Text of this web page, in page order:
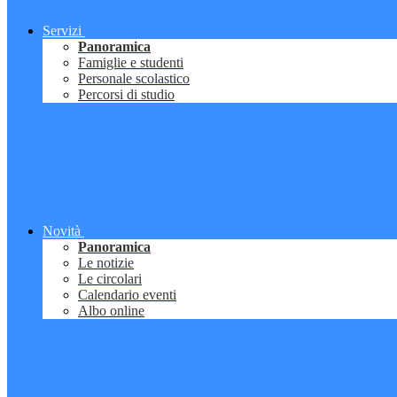
Servizi
Panoramica
Famiglie e studenti
Personale scolastico
Percorsi di studio
Novità
Panoramica
Le notizie
Le circolari
Calendario eventi
Albo online